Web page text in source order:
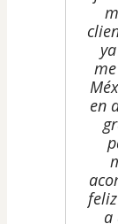
en
a